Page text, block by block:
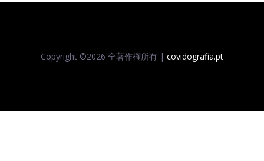
Copyright ©2026 全著作権所有 | covidografia.pt